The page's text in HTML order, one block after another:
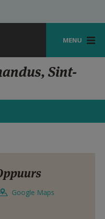
MENU
Sint-
Google Maps